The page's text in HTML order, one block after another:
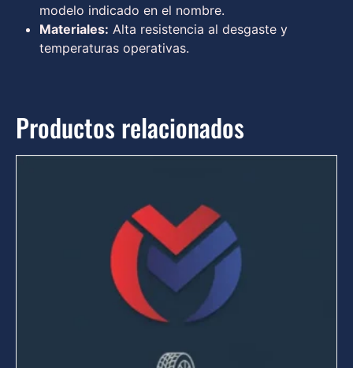
modelo indicado en el nombre.
Materiales: Alta resistencia al desgaste y
temperaturas operativas.
Productos relacionados